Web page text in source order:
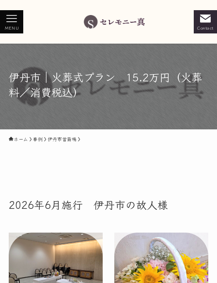
Contact
MENU
伊丹市｜火葬式プラン 15.2万円（火葬
料／消費税込）
ホーム 事例 伊丹市営斎場
2026年6月施行 伊丹市の故人様